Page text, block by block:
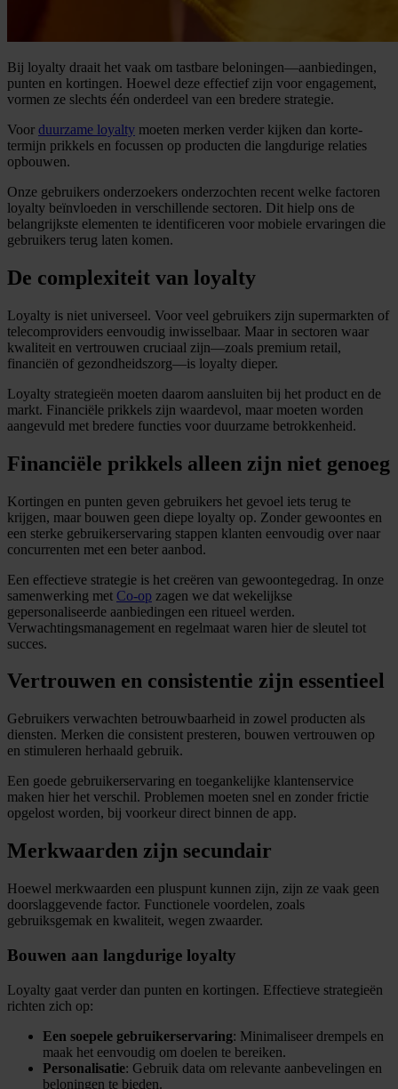
Bij loyalty draait het vaak om tastbare beloningen—aanbiedingen,
punten en kortingen. Hoewel deze effectief zijn voor engagement,
vormen ze slechts één onderdeel van een bredere strategie.
Voor duurzame loyalty moeten merken verder kijken dan korte-
termijn prikkels en focussen op producten die langdurige relaties
opbouwen.
Onze gebruikers onderzoekers onderzochten recent welke factoren
loyalty beïnvloeden in verschillende sectoren. Dit hielp ons de
belangrijkste elementen te identificeren voor mobiele ervaringen die
gebruikers terug laten komen.
De complexiteit van loyalty
Loyalty is niet universeel. Voor veel gebruikers zijn supermarkten of
telecomproviders eenvoudig inwisselbaar. Maar in sectoren waar
kwaliteit en vertrouwen cruciaal zijn—zoals premium retail,
financiën of gezondheidszorg—is loyalty dieper.
Loyalty strategieën moeten daarom aansluiten bij het product en de
markt. Financiële prikkels zijn waardevol, maar moeten worden
aangevuld met bredere functies voor duurzame betrokkenheid.
Financiële prikkels alleen zijn niet genoeg
Kortingen en punten geven gebruikers het gevoel iets terug te
krijgen, maar bouwen geen diepe loyalty op. Zonder gewoontes en
een sterke gebruikerservaring stappen klanten eenvoudig over naar
concurrenten met een beter aanbod.
Een effectieve strategie is het creëren van gewoontegedrag. In onze
samenwerking met Co-op zagen we dat wekelijkse
gepersonaliseerde aanbiedingen een ritueel werden.
Verwachtingsmanagement en regelmaat waren hier de sleutel tot
succes.
Vertrouwen en consistentie zijn essentieel
Gebruikers verwachten betrouwbaarheid in zowel producten als
diensten. Merken die consistent presteren, bouwen vertrouwen op
en stimuleren herhaald gebruik.
Een goede gebruikerservaring en toegankelijke klantenservice
maken hier het verschil. Problemen moeten snel en zonder frictie
opgelost worden, bij voorkeur direct binnen de app.
Merkwaarden zijn secundair
Hoewel merkwaarden een pluspunt kunnen zijn, zijn ze vaak geen
doorslaggevende factor. Functionele voordelen, zoals
gebruiksgemak en kwaliteit, wegen zwaarder.
Bouwen aan langdurige loyalty
Loyalty gaat verder dan punten en kortingen. Effectieve strategieën
richten zich op:
Een soepele gebruikerservaring: Minimaliseer drempels en
maak het eenvoudig om doelen te bereiken.
Personalisatie: Gebruik data om relevante aanbevelingen en
beloningen te bieden.